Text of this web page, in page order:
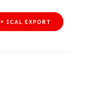
+ ICAL EXPORT